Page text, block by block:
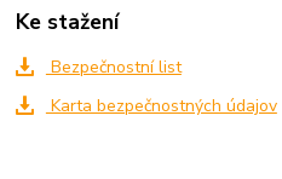
Ke stažení
Bezpečnostní list
Karta bezpečnostných údajov